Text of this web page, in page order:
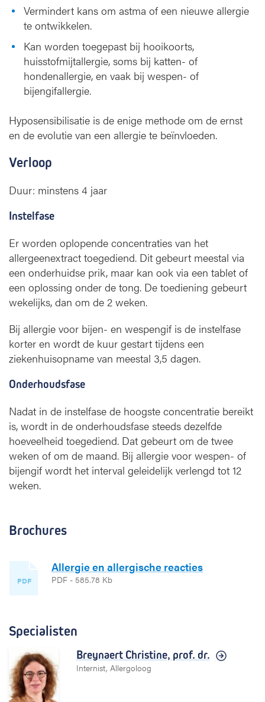
Vermindert kans om astma of een nieuwe allergie
te ontwikkelen.
Kan worden toegepast bij hooikoorts,
huisstofmijtallergie, soms bij katten- of
hondenallergie, en vaak bij wespen- of
bijengifallergie.
Hyposensibilisatie is de enige methode om de ernst
en de evolutie van een allergie te beïnvloeden.
Verloop
Duur: minstens 4 jaar
Instelfase
Er worden oplopende concentraties van het
allergeenextract toegediend. Dit gebeurt meestal via
een onderhuidse prik, maar kan ook via een tablet of
een oplossing onder de tong. De toediening gebeurt
wekelijks, dan om de 2 weken.
Bij allergie voor bijen- en wespengif is de instelfase
korter en wordt de kuur gestart tijdens een
ziekenhuisopname van meestal 3,5 dagen.
Onderhoudsfase
Nadat in de instelfase de hoogste concentratie bereikt
is, wordt in de onderhoudsfase steeds dezelfde
hoeveelheid toegediend. Dat gebeurt om de twee
weken of om de maand. Bij allergie voor wespen- of
bijengif wordt het interval geleidelijk verlengd tot 12
weken.
Brochures
PDF
Allergie en allergische reacties
PDF - 585.78 Kb
Specialisten
Breynaert Christine, prof. dr.
Internist, Allergoloog